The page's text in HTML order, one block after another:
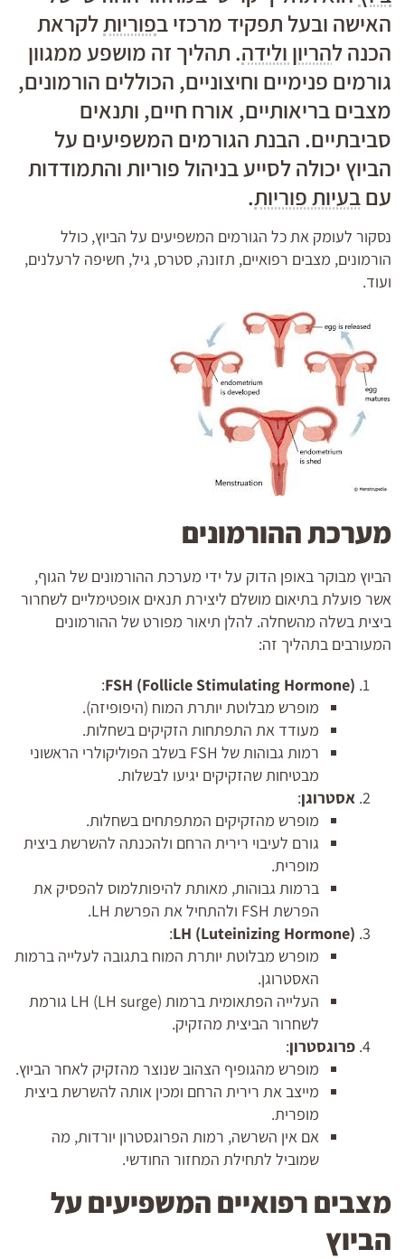
האישה ובעל תפקיד מרכזי בפוריותלקראת
הכנה להריון ולידה. תהליך זה מושפע ממגוון
גורמים פנימיים וחיצוניים, הכוללים הורמונים,
מצבים בריאותיים, אורח חיים, ותנאים
סביבתיים. הבנת הגורמים המשפיעים על
הביוץ יכולה לסייע בניהול פוריות והתמודדות
עםבעיות פוריות.
נסקור לעומק את כל הגורמים המשפיעים על הביוץ, כולל
הורמונים, מצבים רפואיים, תזונה, סטרס, גיל, חשיפה לרעלנים,
ועוד.
מערכת ההורמונים
הביוץ מבוקר באופן הדוק על ידי מערכת ההורמונים של הגוף,
אשר פועלת בתיאום מושלם ליצירת תנאים אופטימליים לשחרור
ביצית בשלה מהשחלה. להלן תיאור מפורט של ההורמונים
המעורבים בתהליך זה:
FSH (Follicle Stimulating Hormone)
:
מופרש מבלוטת יותרת המוח (היפופיזה).
מעודד את התפתחות הזקיקים בשחלות.
רמות גבוהות של FSH בשלב הפוליקולרי הראשוני
מבטיחות שהזקיקים יגיעו לבשלות.
אסטרוגן:
מופרש מהזקיקים המתפתחים בשחלות.
גורם לעיבוי רירית הרחם ולהכנתה להשרשת ביצית
מופרית.
ברמות גבוהות, מאותת להיפותלמוס להפסיק את
הפרשת FSH ולהתחיל את הפרשת LH.
LH (Luteinizing Hormone)
:
מופרש מבלוטת יותרת המוח בתגובה לעלייה ברמות
האסטרוגן.
העלייה הפתאומית ברמות LH (LH surge) גורמת
לשחרור הביצית מהזקיק.
פרוגסטרון:
מופרש מהגופיף הצהוב שנוצר מהזקיק לאחר הביוץ.
מייצב את רירית הרחם ומכין אותה להשרשת ביצית
מופרית.
אם אין השרשה, רמות הפרוגסטרון יורדות, מה
שמוביל לתחילת המחזור החודשי.
מצבים רפואיים המשפיעים על
הביוץ